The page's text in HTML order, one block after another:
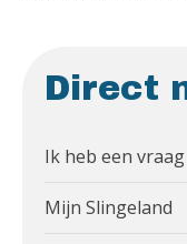
Direct
Ik heb een vraag
Mijn Slingeland